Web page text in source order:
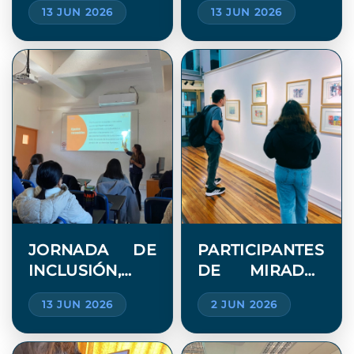
INAUGURA
ESPACIO DE
BIENESTAR EN
CAMPUS SAN
FELIPE
13 JUN 2026
NUEVO
ESPACIO DE
BIENESTAR
PARA
FORTALECER
LA INCLUSIÓN Y
EL
UNIVERSITARIA
13 JUN 2026
JORNADA DE
INCLUSIÓN,
SALUDA
MENTAL Y
BIENESTAR
13 JUN 2026
PARTICIPANTES
DE MIRADAS
REALIZARON
SALIDA
2 JUN 2026